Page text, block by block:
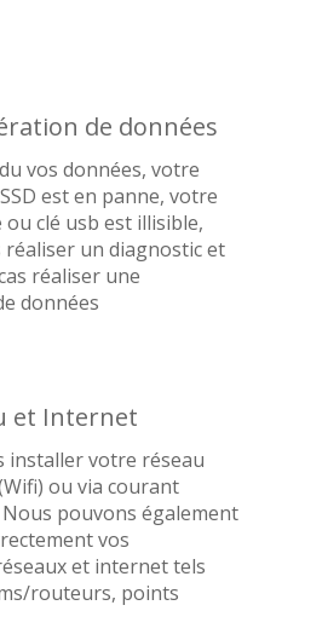
de données
vos données, votre
est en panne, votre
clé usb est illisible,
un diagnostic et
réaliser une
données
et Internet
installer votre réseau
ou via courant
pouvons également
vos
et internet tels
routeurs, points